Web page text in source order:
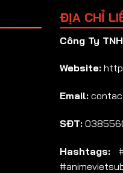
ĐỊA CHỈ
Công Ty
Website:
Email:
SĐT:
Hashtags: